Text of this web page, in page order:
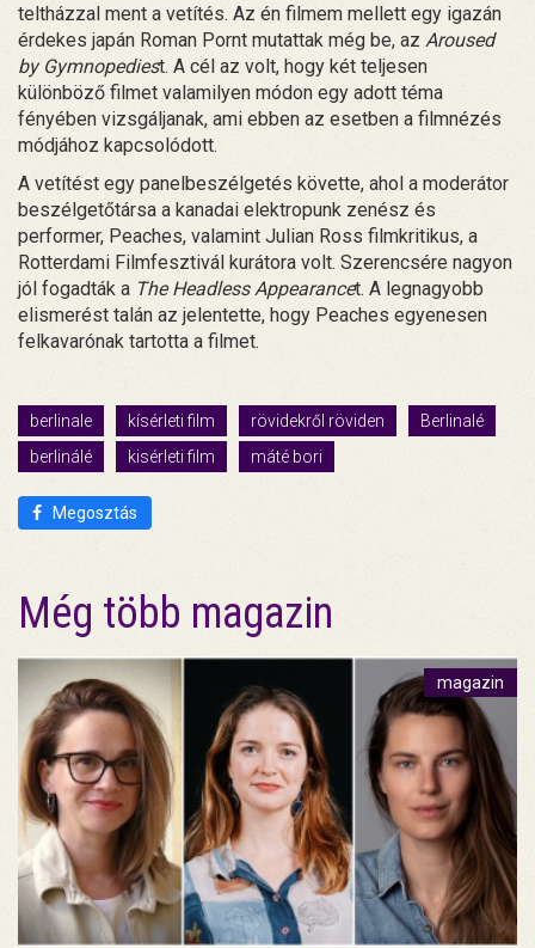
teltházzal ment a vetítés. Az én filmem mellett egy igazán
érdekes japán Roman Pornt mutattak még be, az Aroused
by Gymnopediest. A cél az volt, hogy két teljesen
különböző filmet valamilyen módon egy adott téma
fényében vizsgáljanak, ami ebben az esetben a filmnézés
módjához kapcsolódott.
A vetítést egy panelbeszélgetés követte, ahol a moderátor
beszélgetőtársa a kanadai elektropunk zenész és
performer, Peaches, valamint Julian Ross filmkritikus, a
Rotterdami Filmfesztivál kurátora volt. Szerencsére nagyon
jól fogadták a The Headless Appearancet. A legnagyobb
elismerést talán az jelentette, hogy Peaches egyenesen
felkavarónak tartotta a filmet.
berlinale kísérleti film rövidekről röviden
Berlinalé
berlinálé
kisérleti film máté bori
Megosztás
Még több magazin
magazin